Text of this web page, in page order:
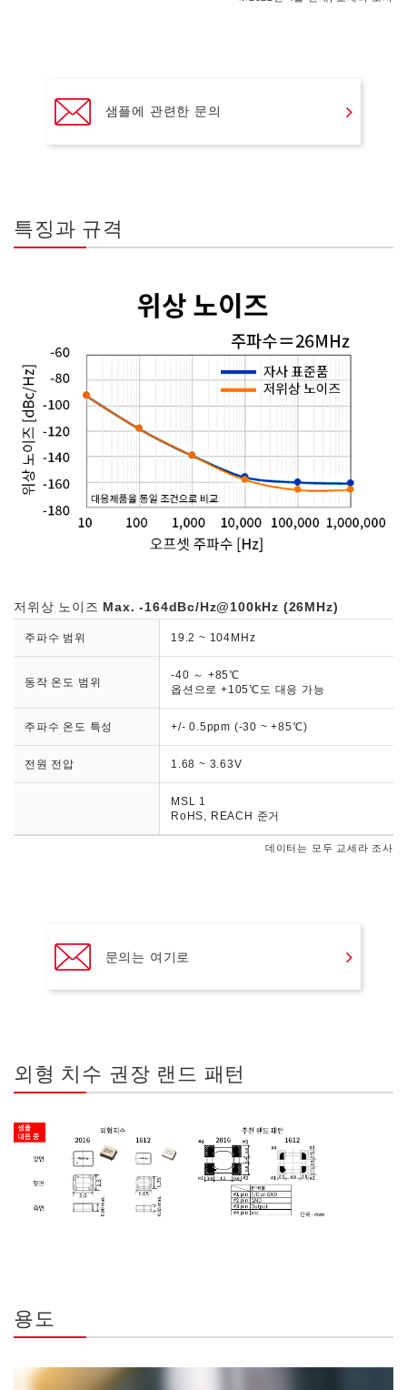
샘플에 관련한 문의
특징과 규격
저위상 노이즈 Max. -164dBc/Hz@100kHz (26MHz)
주파수 범위 19.2 ~ 104MHz
동작 온도 범위
-40 ～ +85℃
옵션으로 +105℃도 대응 가능
주파수 온도 특성 +/- 0.5ppm (-30 ~ +85℃)
전원 전압 1.68 ~ 3.63V
MSL 1
RoHS, REACH 준거
데이터는 모두 교세라 조사
문의는 여기로
외형 치수 권장 랜드 패턴
용도